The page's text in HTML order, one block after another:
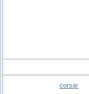
corsar